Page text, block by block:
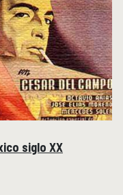
siglo XX